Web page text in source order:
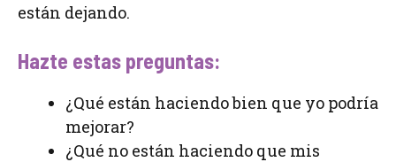
están dejando.
Hazte estas preguntas:
¿Qué están haciendo bien que yo podría
mejorar?
¿Qué no están haciendo que mis